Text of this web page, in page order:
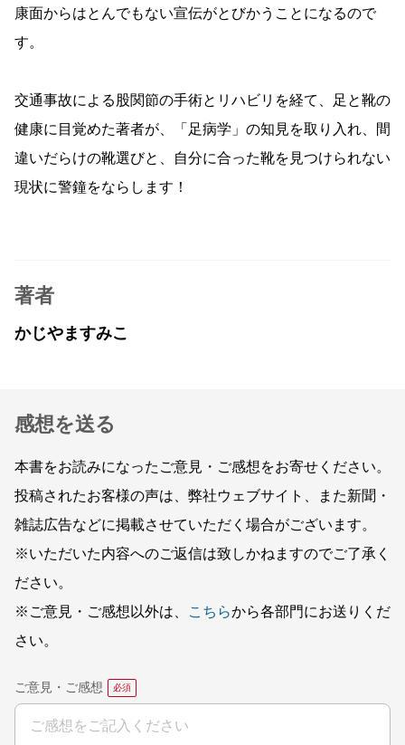
康面からはとんでもない宣伝がとびかうことになるので
す。
交通事故による股関節の手術とリハビリを経て、足と靴の
健康に目覚めた著者が、「足病学」の知見を取り入れ、間
違いだらけの靴選びと、自分に合った靴を見つけられない
現状に警鐘をならします！
著者
かじやますみこ
感想を送る
本書をお読みになったご意見・ご感想をお寄せください。
投稿されたお客様の声は、弊社ウェブサイト、また新聞・
雑誌広告などに掲載させていただく場合がございます。
※いただいた内容へのご返信は致しかねますのでご了承く
ださい。
※ご意見・ご感想以外は、
こちらから各部門にお送りくだ
さい。
ご意見・ご感想